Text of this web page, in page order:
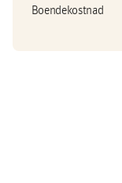
Boendekostnad